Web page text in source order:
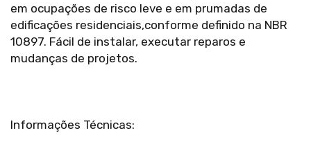
em ocupações de risco leve e em prumadas de
edificações residenciais,conforme definido na NBR
10897. Fácil de instalar, executar reparos e
mudanças de projetos.
Informações Técnicas: